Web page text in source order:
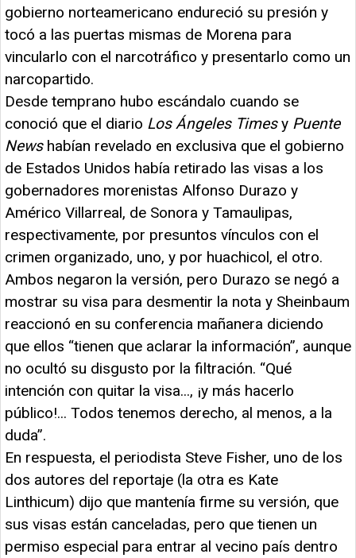
gobierno norteamericano endureció su presión y
tocó a las puertas mismas de Morena para
vincularlo con el narcotráfico y presentarlo como un
narcopartido.
Desde temprano hubo escándalo cuando se
conoció que el diario Los Ángeles Timesy Puente
News habían revelado en exclusiva que el gobierno
de Estados Unidos había retirado las visas a los
gobernadores morenistas Alfonso Durazo y
Américo Villarreal, de Sonora y Tamaulipas,
respectivamente, por presuntos vínculos con el
crimen organizado, uno, y por huachicol, el otro.
Ambos negaron la versión, pero Durazo se negó a
mostrar su visa para desmentir la nota y Sheinbaum
reaccionó en su conferencia mañanera diciendo
que ellos “tienen que aclarar la información”, aunque
no ocultó su disgusto por la filtración. “Qué
intención con quitar la visa..., ¡y más hacerlo
público!... Todos tenemos derecho, al menos, a la
duda”.
En respuesta, el periodista Steve Fisher, uno de los
dos autores del reportaje (la otra es Kate
Linthicum) dijo que mantenía firme su versión, que
sus visas están canceladas, pero que tienen un
permiso especial para entrar al vecino país dentro